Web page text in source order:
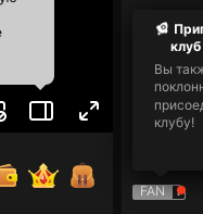
FAN
клуб
Вы
клубу!